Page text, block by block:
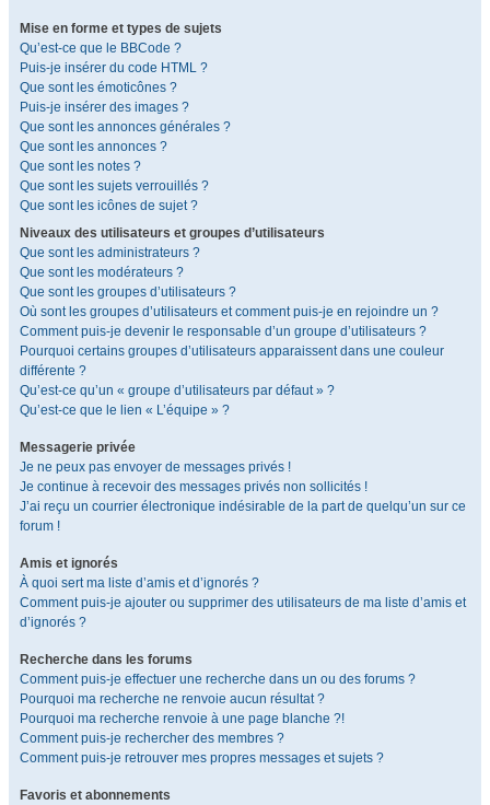
Mise en forme et types de sujets
Qu’est-ce que le BBCode ?
Puis-je insérer du code HTML ?
Que sont les émoticônes ?
Puis-je insérer des images ?
Que sont les annonces générales ?
Que sont les annonces ?
Que sont les notes ?
Que sont les sujets verrouillés ?
Que sont les icônes de sujet ?
Niveaux des utilisateurs et groupes d’utilisateurs
Que sont les administrateurs ?
Que sont les modérateurs ?
Que sont les groupes d’utilisateurs ?
Où sont les groupes d’utilisateurs et comment puis-je en rejoindre un ?
Comment puis-je devenir le responsable d’un groupe d’utilisateurs ?
Pourquoi certains groupes d’utilisateurs apparaissent dans une couleur
différente ?
Qu’est-ce qu’un « groupe d’utilisateurs par défaut » ?
Qu’est-ce que le lien « L’équipe » ?
Messagerie privée
Je ne peux pas envoyer de messages privés !
Je continue à recevoir des messages privés non sollicités !
J’ai reçu un courrier électronique indésirable de la part de quelqu’un sur ce
forum !
Amis et ignorés
À quoi sert ma liste d’amis et d’ignorés ?
Comment puis-je ajouter ou supprimer des utilisateurs de ma liste d’amis et
d’ignorés ?
Recherche dans les forums
Comment puis-je effectuer une recherche dans un ou des forums ?
Pourquoi ma recherche ne renvoie aucun résultat ?
Pourquoi ma recherche renvoie à une page blanche ?!
Comment puis-je rechercher des membres ?
Comment puis-je retrouver mes propres messages et sujets ?
Favoris et abonnements